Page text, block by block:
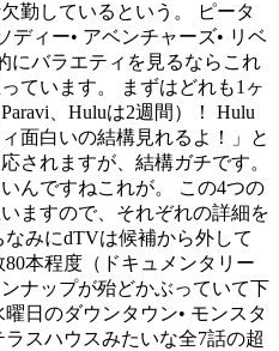
勤しているという。 ピータ
ディー• アベンチャーズ• リベ
にバラエティを見るならこれ
ています。 まずはどれも1ヶ
、Huluは2週間）！ Hulu
面白いの結構見れるよ！」と
されますが、結構ガチです。
んですねこれが。 この4つの
ますので、それぞれの詳細を
みにdTVは候補から外して
本程度（ドキュメンタリー
ナップが殆どかぶっていて下
日のダウンタウン• モンスタ
スハウスみたいな全7話の超